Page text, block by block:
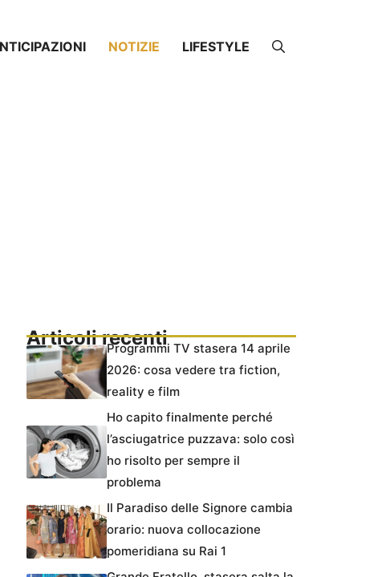
NOTIZIE LIFESTYLE
Articoli recentiProgrammi TV stasera 14 aprile
2026: cosa vedere tra fiction,
reality e film
Ho capito finalmente perché
l’asciugatrice puzzava: solo così
ho risolto per sempre il
problema
Il Paradiso delle Signore cambia
orario: nuova collocazione
pomeridiana su Rai 1